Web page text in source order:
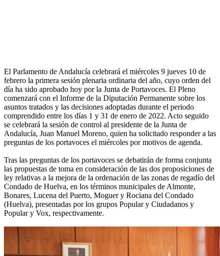
El Parlamento de Andalucía celebrará el miércoles 9 jueves 10 de
febrero la primera sesión plenaria ordinaria del año, cuyo orden del
día ha sido aprobado hoy por la Junta de Portavoces. El Pleno
comenzará con el Informe de la Diputación Permanente sobre los
asuntos tratados y las decisiones adoptadas durante el periodo
comprendido entre los días 1 y 31 de enero de 2022. Acto seguido
se celebrará la sesión de control al presidente de la Junta de
Andalucía, Juan Manuel Moreno, quien ha solicitado responder a las
preguntas de los portavoces el miércoles por motivos de agenda.
Tras las preguntas de los portavoces se debatirán de forma conjunta
las propuestas de toma en consideración de las dos proposiciones de
ley relativas a la mejora de la ordenación de las zonas de regadío del
Condado de Huelva, en los términos municipales de Almonte,
Bonares, Lucena del Puerto, Moguer y Rociana del Condado
(Huelva), presentadas por los grupos Popular y Ciudadanos y
Popular y Vox, respectivamente.